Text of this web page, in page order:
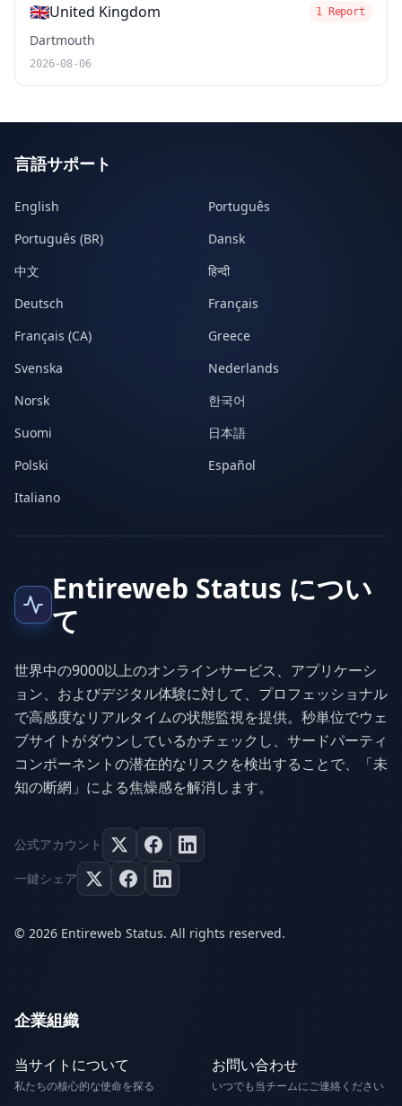
🇬🇧United Kingdom 1 Report
Dartmouth
2026-08-06
言語サポート
English
Português
Português (BR)
Dansk
中文
हिन्दी
Deutsch
Français
Français (CA)
Greece
Svenska
Nederlands
Norsk
한국어
Suomi
日本語
Polski
Español
Italiano
Entireweb Status につい
て
世界中の9000以上のオンラインサービス、アプリケーシ
ョン、およびデジタル体験に対して、プロフェッショナル
で高感度なリアルタイムの状態監視を提供。秒単位でウェ
ブサイトがダウンしているかチェックし、サードパーティ
コンポーネントの潜在的なリスクを検出することで、「未
知の断網」による焦燥感を解消します。
公式アカウント
一鍵シェア
© 2026 Entireweb Status. All rights reserved.
企業組織
当サイトについて
私たちの核心的な使命を探る
お問い合わせ
いつでも当チームにご連絡ください